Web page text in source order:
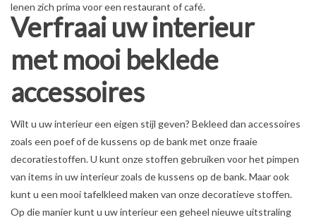
lenen zich prima voor een restaurant of café.
Verfraai uw interieur
met mooi beklede
accessoires
Wilt u uw interieur een eigen stijl geven? Bekleed dan accessoires
zoals een poef of de kussens op de bank met onze fraaie
decoratiestoffen. U kunt onze stoffen gebruiken voor het pimpen
van items in uw interieur zoals de kussens op de bank. Maar ook
kunt u een mooi tafelkleed maken van onze decoratieve stoffen.
Op die manier kunt u uw interieur een geheel nieuwe uitstraling